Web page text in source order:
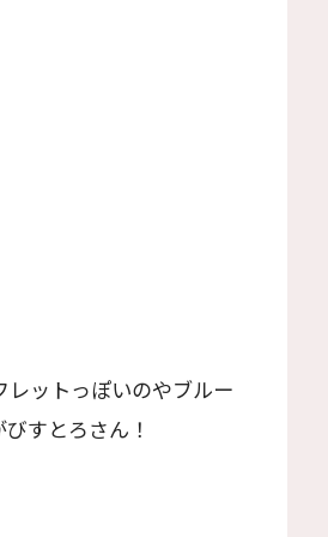
ットっぽいのやブルー
すとろさん！